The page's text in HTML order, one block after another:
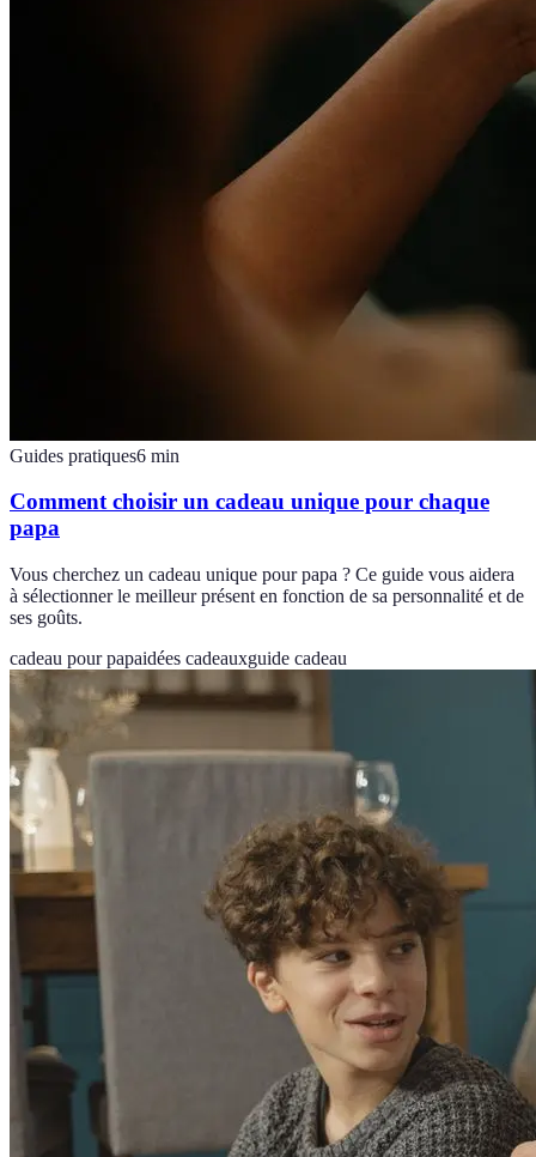
Guides pratiques6 min
Comment choisir un cadeau unique pour chaque
papa
Vous cherchez un cadeau unique pour papa ? Ce guide vous aidera
à sélectionner le meilleur présent en fonction de sa personnalité et de
ses goûts.
cadeau pour papaidées cadeauxguide cadeau